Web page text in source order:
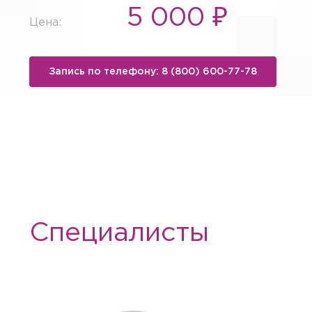
Цена: 5 000 ₽
Запись по телефону: 8 (800) 600-77-78
СпециалистыВызов